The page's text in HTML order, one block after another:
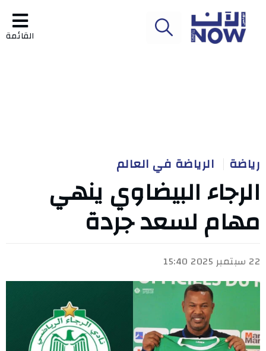
القائمة
رياضة الرياضة في العالم
الرجاء البيضاوي ينهي
مهام لسعد جردة
22 سبتمبر 2025 15:40